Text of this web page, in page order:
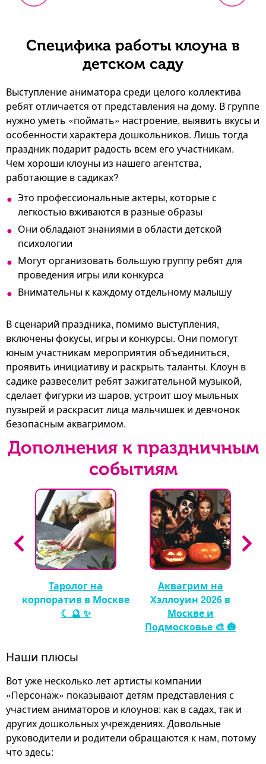
Специфика работы клоуна в
детском саду
Выступление аниматора среди целого коллектива
ребят отличается от представления на дому. В группе
нужно уметь «поймать» настроение, выявить вкусы и
особенности характера дошкольников. Лишь тогда
праздник подарит радость всем его участникам.
Чем хороши клоуны из нашего агентства,
работающие в садиках?
Это профессиональные актеры, которые с
легкостью вживаются в разные образы
Они обладают знаниями в области детской
психологии
Могут организовать большую группу ребят для
проведения игры или конкурса
Внимательны к каждому отдельному малышу
В сценарий праздника, помимо выступления,
включены фокусы, игры и конкурсы. Они помогут
юным участникам мероприятия объединиться,
проявить инициативу и раскрыть таланты. Клоун в
садике развеселит ребят зажигательной музыкой,
сделает фигурки из шаров, устроит шоу мыльных
пузырей и раскрасит лица мальчишек и девчонок
безопасным аквагримом.
Дополнения к праздничным
событиям
Таролог на
корпоратив в Москве
☾ 🔮 ✨
Аквагрим на
Хэллоуин 2026 в
Москве и
Подмосковье 🎨 🎃
Наши плюсы
Вот уже несколько лет артисты компании
«Персонаж» показывают детям представления с
участием аниматоров и клоунов: как в садах, так и
других дошкольных учреждениях. Довольные
руководители и родители обращаются к нам, потому
что здесь: